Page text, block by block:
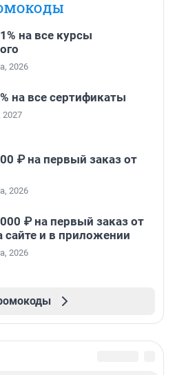
на все курсы
2026
на все сертификаты
2027
₽ на первый заказ от
2026
₽ на первый заказ от
сайте и в приложении
2026